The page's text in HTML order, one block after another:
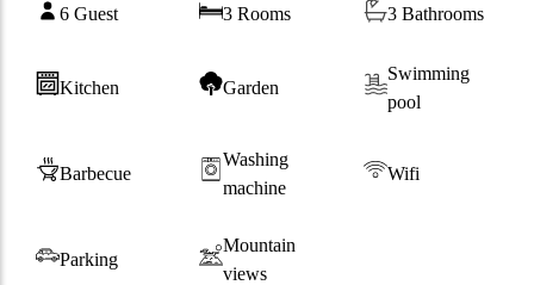
6 Guest 3 Rooms 3 Bathrooms
Kitchen Garden
Swimming
pool
Barbecue
Washing
machine
Wifi
Parking
Mountain
views